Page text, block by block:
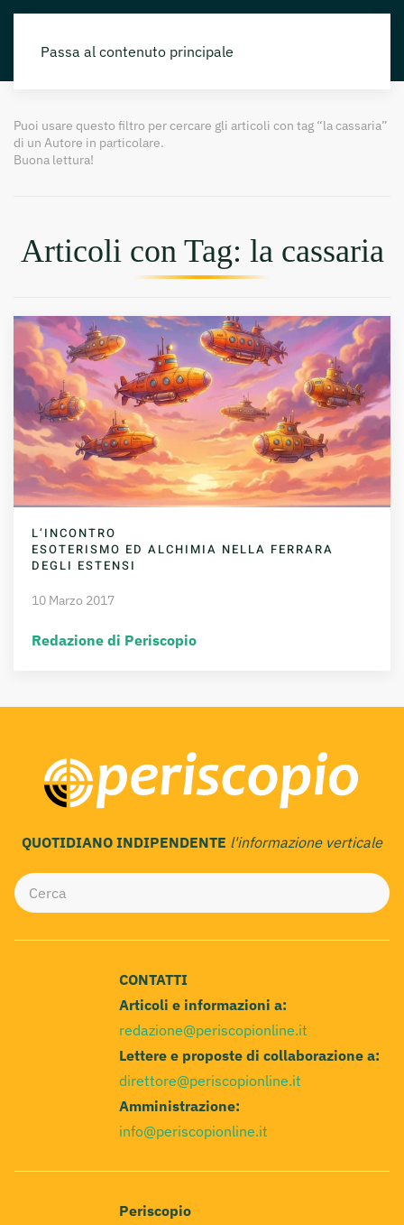
Passa al contenuto principale
Puoi usare questo filtro per cercare gli articoli con tag “la cassaria”
di un Autore in particolare.
Buona lettura!
Articoli con Tag: la cassaria
L’INCONTRO
ESOTERISMO ED ALCHIMIA NELLA FERRARA
DEGLI ESTENSI
10 Marzo 2017
Redazione di Periscopio
QUOTIDIANO INDIPENDENTE l'informazione verticale
CONTATTI
Articoli e informazioni a:
redazione@periscopionline.it
Lettere e proposte di collaborazione a:
direttore@periscopionline.it
Amministrazione:
info@periscopionline.it
Periscopio